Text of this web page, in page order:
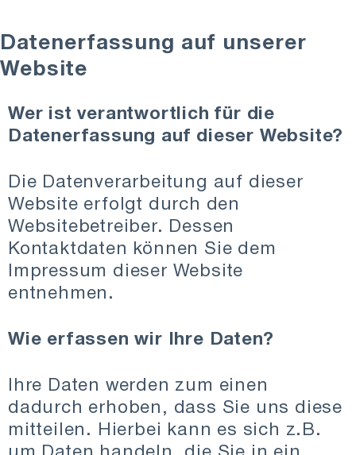
Datenerfassung auf unserer
Website
Wer ist verantwortlich für die
Datenerfassung auf dieser Website?
Die Datenverarbeitung auf dieser
Website erfolgt durch den
Websitebetreiber. Dessen
Kontaktdaten können Sie dem
Impressum dieser Website
entnehmen.
Wie erfassen wir Ihre Daten?
Ihre Daten werden zum einen
dadurch erhoben, dass Sie uns diese
mitteilen. Hierbei kann es sich z.B.